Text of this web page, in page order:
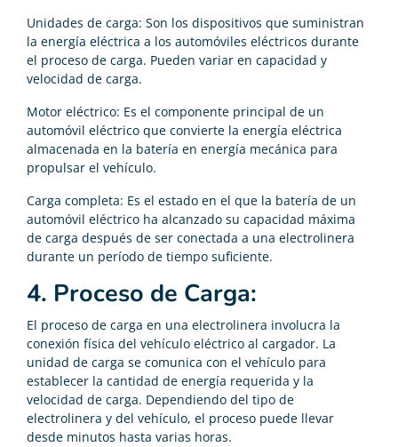
Unidades de carga: Son los dispositivos que suministran
la energía eléctrica a los automóviles eléctricos durante
el proceso de carga. Pueden variar en capacidad y
velocidad de carga.
Motor eléctrico: Es el componente principal de un
automóvil eléctrico que convierte la energía eléctrica
almacenada en la batería en energía mecánica para
propulsar el vehículo.
Carga completa: Es el estado en el que la batería de un
automóvil eléctrico ha alcanzado su capacidad máxima
de carga después de ser conectada a una electrolinera
durante un período de tiempo suficiente.
4. Proceso de Carga:
El proceso de carga en una electrolinera involucra la
conexión física del vehículo eléctrico al cargador. La
unidad de carga se comunica con el vehículo para
establecer la cantidad de energía requerida y la
velocidad de carga. Dependiendo del tipo de
electrolinera y del vehículo, el proceso puede llevar
desde minutos hasta varias horas.